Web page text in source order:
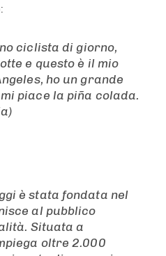
ciclista di giorno,
e questo è il mio
ho un grande
piace la piña colada.
è stata fondata nel
al pubblico
Situata a
oltre 2.000